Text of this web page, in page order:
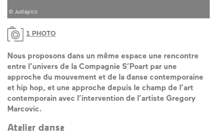
© Justapics
1 PHOTO
Nous proposons dans un même espace une rencontre
entre l’univers de la Compagnie S’Poart par une
approche du mouvement et de la danse contemporaine
et hip hop, et une approche depuis le champ de l’art
contemporain avec l’intervention de l’artiste Gregory
Marcovic.
Atelier danse